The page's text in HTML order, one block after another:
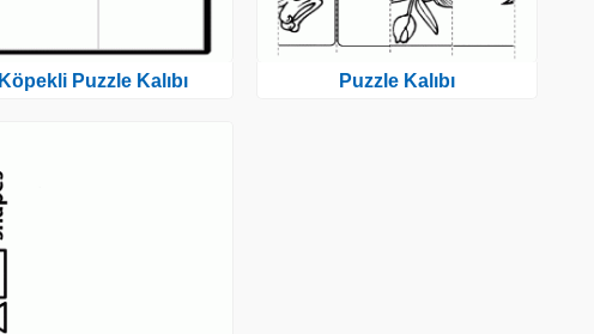
Köpekli Puzzle Kalıbı Puzzle Kalıbı